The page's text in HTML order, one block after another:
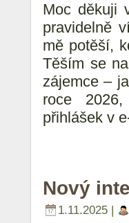
Moc děkuji
pravidelně
mě potěší,
Těším se
zájemce –
roce
přihlášek v
Nový
1.11.2025 |